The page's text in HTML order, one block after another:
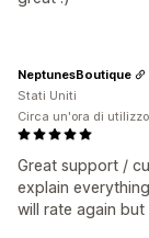
Great support /
explain
will rate again but
NeptunesBoutique
Stati Uniti
Circa un'ora di utilizzo